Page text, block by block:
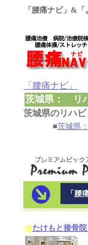
「腰痛ナビ」&
「腰痛ナビ」
茨城県： リ
茨城県のリハ
■茨城県
「腰
たけもと接骨